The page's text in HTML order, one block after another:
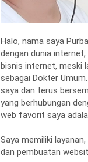
Halo, nama saya
dengan dunia
bisnis internet, meski
sebagai Dokter
saya dan terus
yang berhubungan
web favorit saya
Saya memiliki
dan pembuatan